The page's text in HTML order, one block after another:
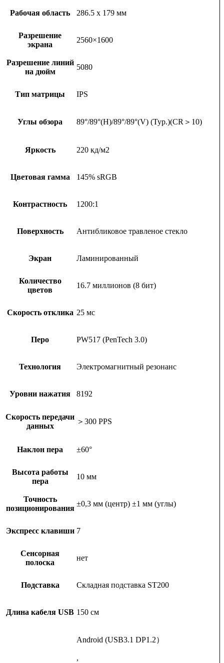
Рабочая область 286.5 x 179 мм
Разрешение
экрана
2560×1600
Разрешение линий
на дюйм
5080
Тип матрицы IPS
Углы обзора 89°/89°(H)/89°/89°(V) (Typ.)(CR＞10)
Яркость 220 кд/м2
Цветовая гамма 145% sRGB
Контрастность 1200:1
Поверхность Антибликовое травленое стекло
Экран Ламинированный
Количество
цветов
16.7 миллионов (8 бит)
Скорость отклика 25 мс
Перо PW517 (PenTech 3.0)
Технология Электромагнитный резонанс
Уровни нажатия 8192
Скорость передачи
данных
＞300 PPS
Наклон пера ±60°
Высота работы
пера
10 мм
Точность
позиционирования
±0,3 мм (центр) ±1 мм (углы)
Экспресс клавиши 7
Сенсорная
полоска
нет
Подставка Складная подставка ST200
Длина кабеля USB 150 см
Android (USB3.1 DP1.2）
,